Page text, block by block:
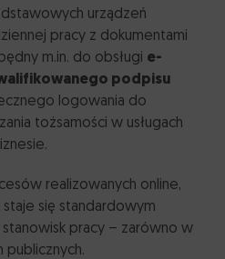
kwalifikowany podpis
e-mail
komunikacji z systemem
w
Data
Nexus
Bank
urządzeń
pracy z dokumentami
m.in. do obsługi e-
podpisu
logowania do
tożsamości w usługach
realizowanych online,
się standardowym
pracy – zarówno w
publicznych.